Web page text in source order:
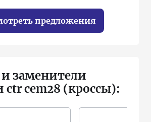
предложения
заменители
ctr cem28 (кроссы):